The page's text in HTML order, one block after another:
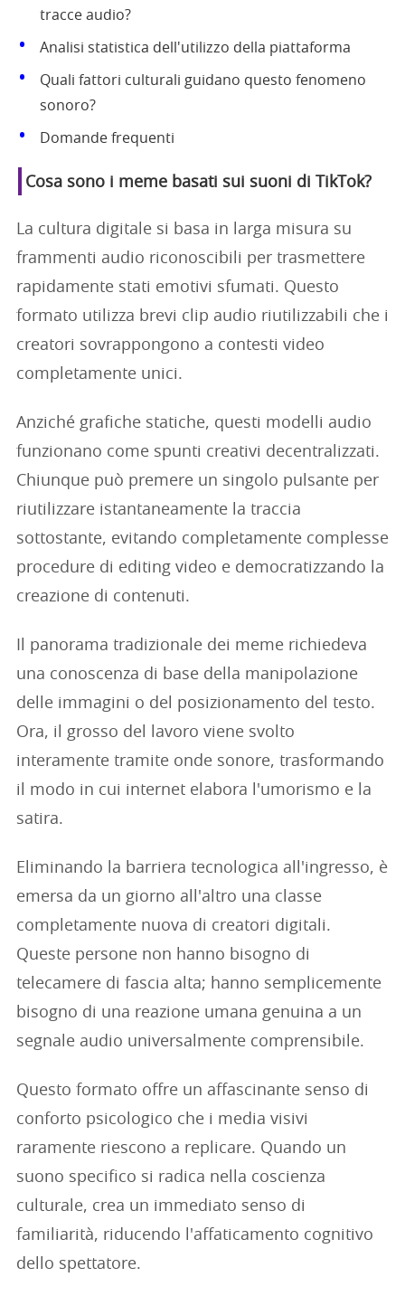
tracce audio?
Analisi statistica dell'utilizzo della piattaforma
Quali fattori culturali guidano questo fenomeno
sonoro?
Domande frequenti
Cosa sono i meme basati sui suoni di TikTok?
La cultura digitale si basa in larga misura su
frammenti audio riconoscibili per trasmettere
rapidamente stati emotivi sfumati. Questo
formato utilizza brevi clip audio riutilizzabili che i
creatori sovrappongono a contesti video
completamente unici.
Anziché grafiche statiche, questi modelli audio
funzionano come spunti creativi decentralizzati.
Chiunque può premere un singolo pulsante per
riutilizzare istantaneamente la traccia
sottostante, evitando completamente complesse
procedure di editing video e democratizzando la
creazione di contenuti.
Il panorama tradizionale dei meme richiedeva
una conoscenza di base della manipolazione
delle immagini o del posizionamento del testo.
Ora, il grosso del lavoro viene svolto
interamente tramite onde sonore, trasformando
il modo in cui internet elabora l'umorismo e la
satira.
Eliminando la barriera tecnologica all'ingresso, è
emersa da un giorno all'altro una classe
completamente nuova di creatori digitali.
Queste persone non hanno bisogno di
telecamere di fascia alta; hanno semplicemente
bisogno di una reazione umana genuina a un
segnale audio universalmente comprensibile.
Questo formato offre un affascinante senso di
conforto psicologico che i media visivi
raramente riescono a replicare. Quando un
suono specifico si radica nella coscienza
culturale, crea un immediato senso di
familiarità, riducendo l'affaticamento cognitivo
dello spettatore.